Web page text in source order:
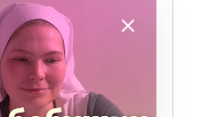
редакторов,
поддержку сайта